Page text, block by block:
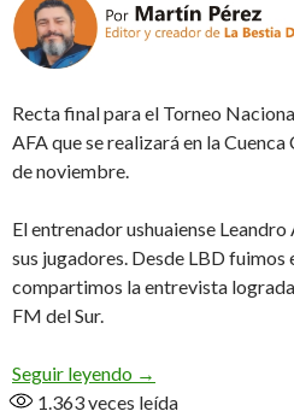
Recta final para el Torneo
AFA que se realizará en la
de noviembre.
El entrenador ushuaiense
sus jugadores. Desde LBD fuimos
compartimos la entrevista
FM del Sur.
Seguir leyendo Ya están los 14
→
1.363veces leída